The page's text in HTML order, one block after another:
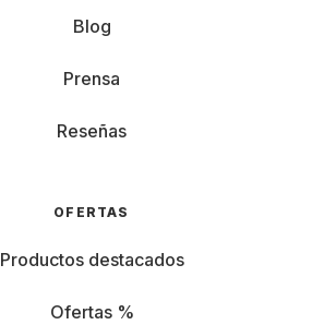
Blog
Prensa
Reseñas
OFERTAS
Productos destacados
Ofertas %